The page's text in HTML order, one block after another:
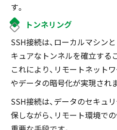
す。
トンネリング
SSH接続は、ローカルマシン
キュアなトンネルを確立する
これにより、リモートネット
やデータの暗号化が実現され
SSH接続は、データのセキュ
保しながら、リモート環境で